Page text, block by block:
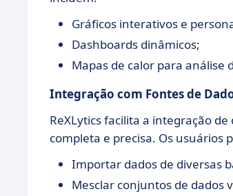
Gráficos interativos e
Dashboards dinâmicos;
Mapas de calor para análise
Integração com Fontes de
ReXLytics facilita a integração
completa e precisa. Os usuários
Importar dados de diversas
Mesclar conjuntos de dados